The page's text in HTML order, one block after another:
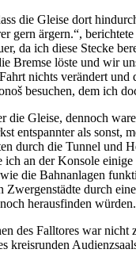
die Gleise dort
gern ärgern.“,
da ich diese Stecke
Bremse löste und wir
nichts verändert
besuchen, dem ich
die Gleise, dennoch
entspannter als
durch die Tunnel und
an der Konsole
die Bahnanlagen
durch
herausfinden würden.
des Falltores war
kreisrunden